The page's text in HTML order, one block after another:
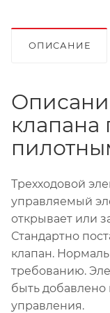
ОПИСАНИЕ
клапана
Трехходовой
управляемый
открывает или
Стандартно
клапан.
требованию.
быть
управления.